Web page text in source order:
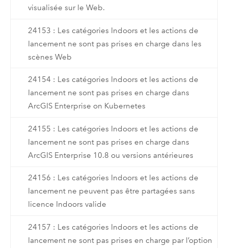
visualisée sur le Web.
24153 : Les catégories Indoors et les actions de
lancement ne sont pas prises en charge dans les
scènes Web
24154 : Les catégories Indoors et les actions de
lancement ne sont pas prises en charge dans
ArcGIS Enterprise on Kubernetes
24155 : Les catégories Indoors et les actions de
lancement ne sont pas prises en charge dans
ArcGIS Enterprise 10.8 ou versions antérieures
24156 : Les catégories Indoors et les actions de
lancement ne peuvent pas être partagées sans
licence Indoors valide
24157 : Les catégories Indoors et les actions de
lancement ne sont pas prises en charge par l’option